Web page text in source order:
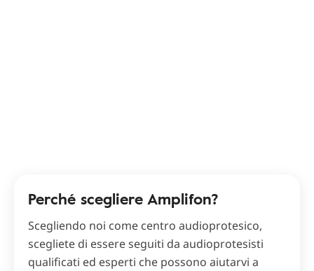
Perché scegliere Amplifon?
Scegliendo noi come centro audioprotesico,
scegliete di essere seguiti da audioprotesisti
qualificati ed esperti che possono aiutarvi a